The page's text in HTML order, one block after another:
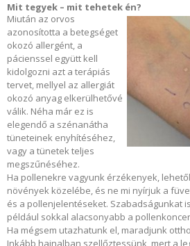
Mit tegyek – mit tehetek én?
Miután az orvos
azonosította a betegséget
okozó allergént, a
pácienssel együtt kell
kidolgozni azt a terápiás
tervet, mellyel az allergiát
okozó anyag elkerülhetővé
válik. Néha már ez is
elegendő a szénanátha
tüneteinek enyhítéséhez,
vagy a tünetek teljes
megszűnéséhez.
Ha pollenekre vagyunk érzékenyek,
növények közelébe, és ne mi nyírjuk a
és a pollenjelentéseket. Szabadságunkat
például sokkal alacsonyabb a
Ha mégsem utazhatunk el, maradjunk
Inkább hajnalban szellőztessünk, mert a